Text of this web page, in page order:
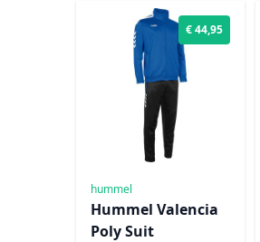
€ 44,95
hummel
Hummel Valencia
Poly Suit